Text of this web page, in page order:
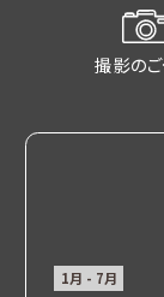
撮影の
1月 - 7月